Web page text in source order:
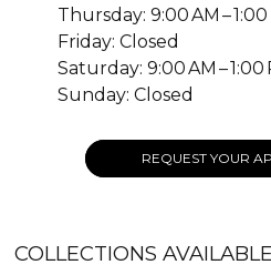
Thursday: 9:00 AM –
Friday: Closed
Saturday: 9:00 AM – 1:00
Sunday: Closed
REQUEST YOUR
COLLECTIONS